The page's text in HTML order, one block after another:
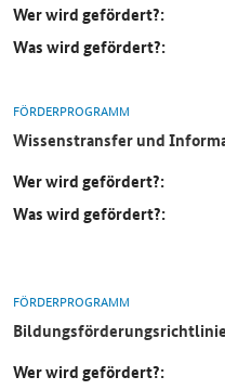
Wer wird gefördert?:
Was wird gefördert?:
FÖRDERPROGRAMM
Wissenstransfer und
Wer wird gefördert?:
Was wird gefördert?:
FÖRDERPROGRAMM
Wer wird gefördert?: